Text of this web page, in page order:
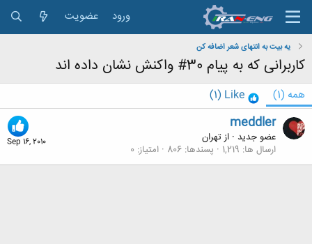
ورود عضویت
یه بیت به انتهای شعر اضافه کن
کاربرانی که به پیام 30# واکنش نشان داده اند
همه (1)
Like
(1)
Sep 16, 2010
meddler
عضو جدید · ازتهران
ارسال ها 1,219 پسندها 806 امتیاز 0